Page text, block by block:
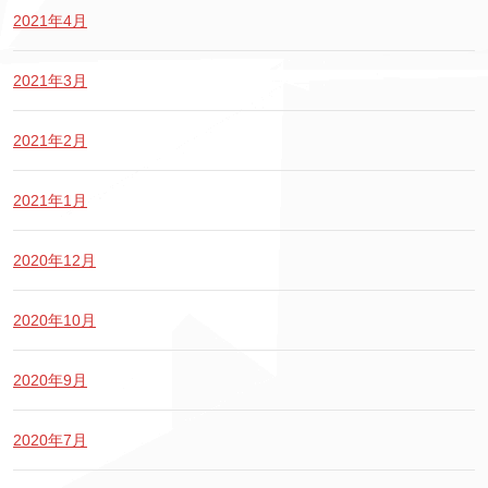
2021年4月
2021年3月
2021年2月
2021年1月
2020年12月
2020年10月
2020年9月
2020年7月